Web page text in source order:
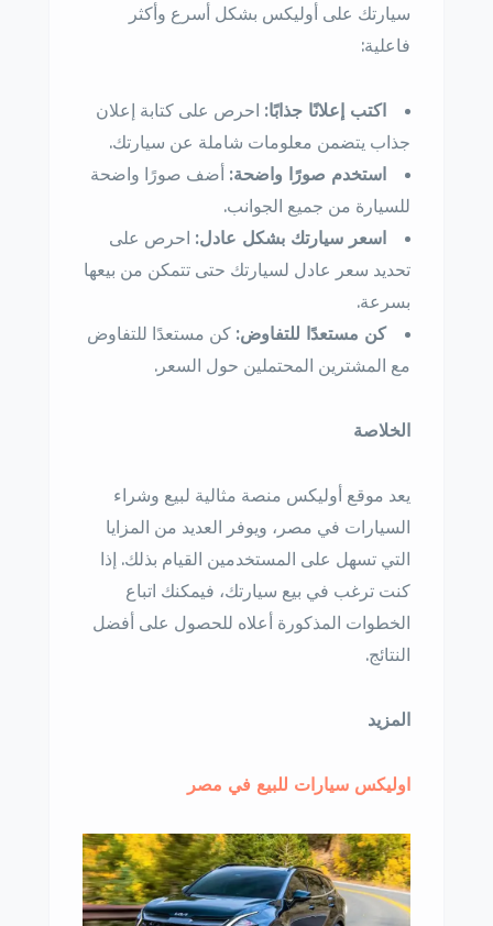
سيارتك على أوليكس بشكل أسرع وأكثر
فاعلية:
اكتب إعلانًا جذابًا: احرص على كتابة إعلان
جذاب يتضمن معلومات شاملة عن سيارتك.
استخدم صورًا واضحة: أضف صورًا واضحة
للسيارة من جميع الجوانب.
اسعر سيارتك بشكل عادل: احرص على
تحديد سعر عادل لسيارتك حتى تتمكن من بيعها
بسرعة.
كن مستعدًا للتفاوض: كن مستعدًا للتفاوض
مع المشترين المحتملين حول السعر.
الخلاصة
يعد موقع أوليكس منصة مثالية لبيع وشراء
السيارات في مصر، ويوفر العديد من المزايا
التي تسهل على المستخدمين القيام بذلك. إذا
كنت ترغب في بيع سيارتك، فيمكنك اتباع
الخطوات المذكورة أعلاه للحصول على أفضل
النتائج.
المزيد
اوليكس سيارات للبيع في مصر